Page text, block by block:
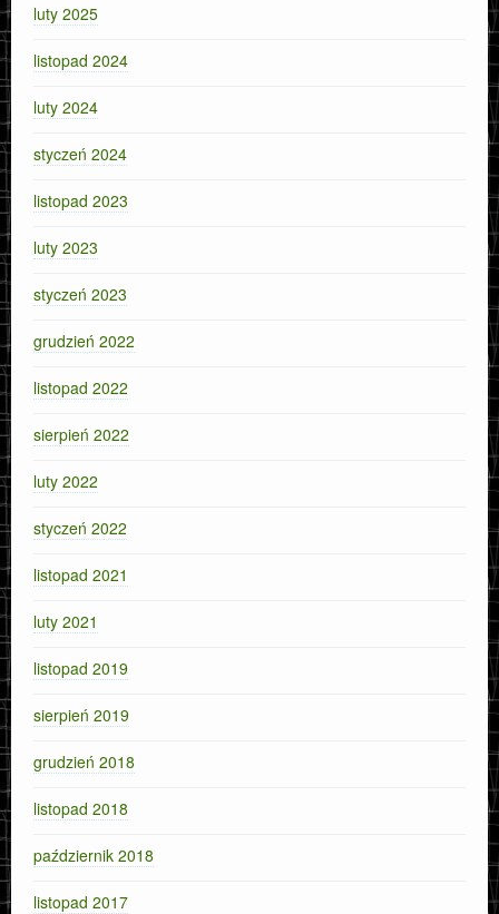
luty 2025
listopad 2024
luty 2024
styczeń 2024
listopad 2023
luty 2023
styczeń 2023
grudzień 2022
listopad 2022
sierpień 2022
luty 2022
styczeń 2022
listopad 2021
luty 2021
listopad 2019
sierpień 2019
grudzień 2018
listopad 2018
październik 2018
listopad 2017